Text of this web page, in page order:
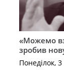
«Можемо
зробив
Понеділок,